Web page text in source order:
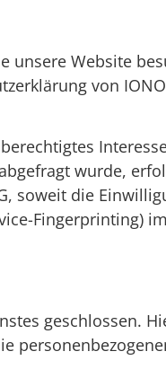
unsere Website
von
wurde,
soweit die
Fingerprinting)
geschlossen.